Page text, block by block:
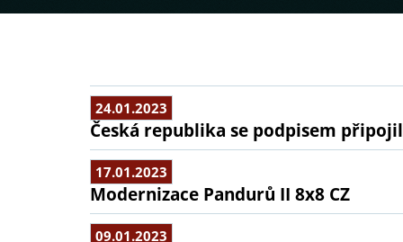
24.01.2023
Česká republika se podpisem
17.01.2023
Modernizace Pandurů II 8x8 CZ
09.01.2023